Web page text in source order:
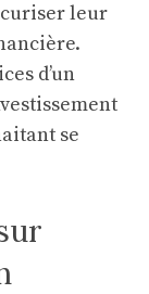
leur
d’un
se